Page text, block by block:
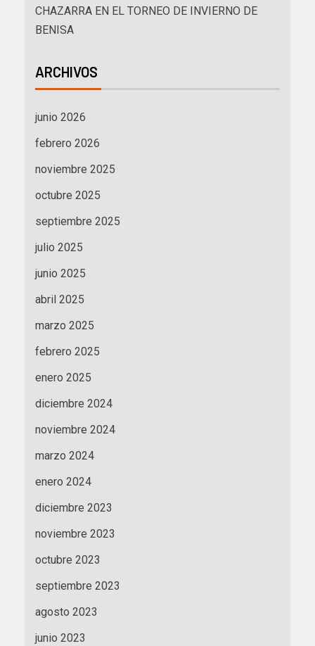
CHAZARRA EN EL TORNEO DE INVIERNO DE
BENISA
ARCHIVOS
junio 2026
febrero 2026
noviembre 2025
octubre 2025
septiembre 2025
julio 2025
junio 2025
abril 2025
marzo 2025
febrero 2025
enero 2025
diciembre 2024
noviembre 2024
marzo 2024
enero 2024
diciembre 2023
noviembre 2023
octubre 2023
septiembre 2023
agosto 2023
junio 2023